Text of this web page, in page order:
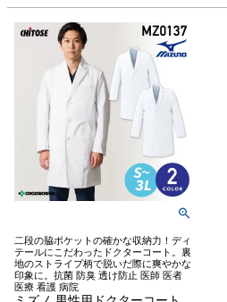
二段の脇ポケットの確かな収納力！ディ
テールにこだわったドクターコート。裏
地のストライプ柄で脱いだ際に爽やかな
印象に。抗菌 防臭 透け防止 医師 医者
医療 看護 病院